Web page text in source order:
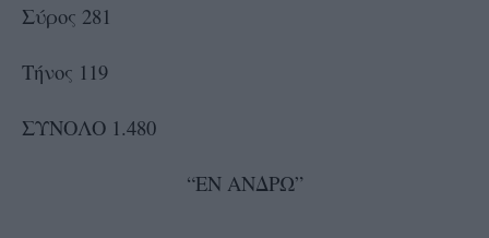
Σύρος 281
Τήνος 119
ΣΥΝΟΛΟ 1.480
“ΕΝ ΑΝΔΡΩ”